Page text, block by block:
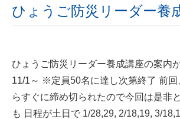
ひょうご防災リーダー養
ひょうご防災リーダー養成講座の案内
11/1～ ※定員50名に達し次第終了 前回
らすぐに締め切られたので今回は是非
も 日程が土日で 1/28,29, 2/18,19, 3/